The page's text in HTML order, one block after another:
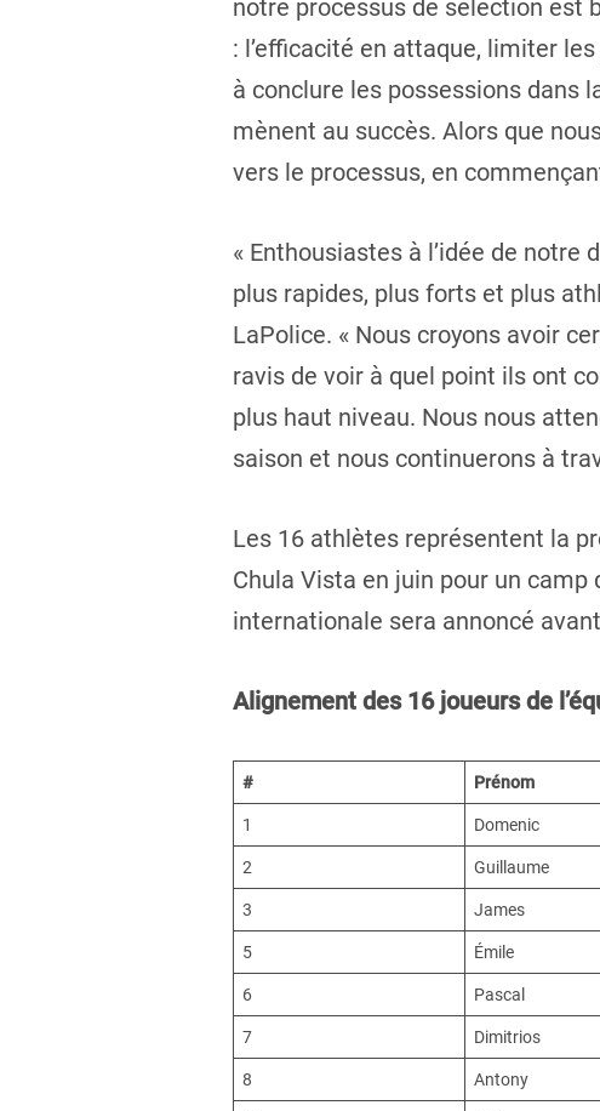
notre processus de sélection est
: l’efficacité en attaque, limiter
à conclure les possessions dans
mènent au succès. Alors que
vers le processus, en
« Enthousiastes à l’idée de
plus rapides, plus forts et plus
LaPolice. « Nous croyons avoir
ravis de voir à quel point ils ont
plus haut niveau. Nous nous
saison et nous continuerons à
Les 16 athlètes représentent la
Chula Vista en juin pour un camp
internationale sera annoncé
Alignement des 16 joueurs de
# Prénom
1 Domenic
2 Guillaume
3 James
5 Émile
6 Pascal
7 Dimitrios
8 Antony